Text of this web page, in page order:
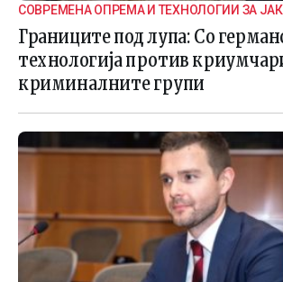
СОВРЕМЕНА ОПРЕМА И ТЕХНОЛОГИИ ЗА
ГРАНИЧНАТА БЕЗБЕДНОСТ
Границите под лупа: Со
технологија против
криминалните групи